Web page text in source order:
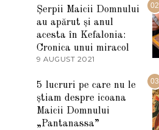
U
L
I
2
0
5
02
Șerpii Maicii Domnului
au apărut și anul
acesta în Kefalonia:
Cronica unui miracol
9 AUGUST 2021
A
R
T
I
03
5 lucruri pe care nu le
știam despre icoana
Maicii Domnului
„Pantanassa”